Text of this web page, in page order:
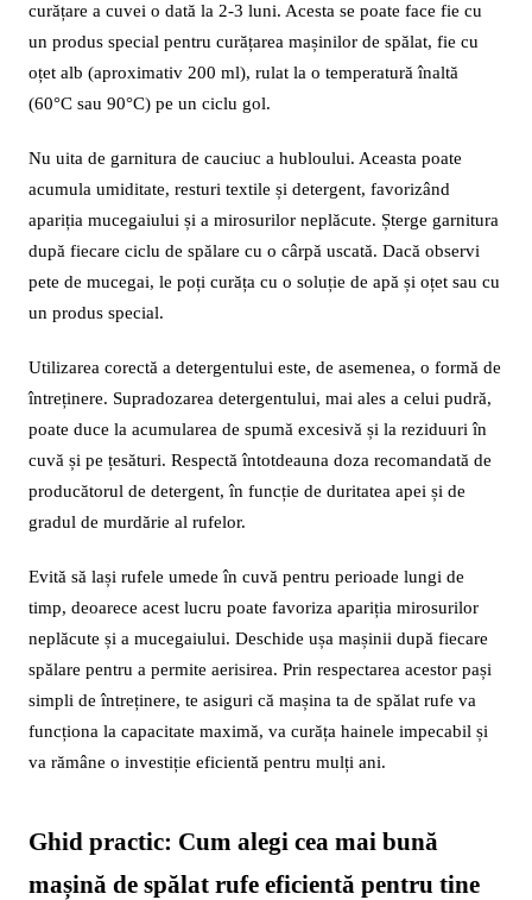
curățare a cuvei o dată la 2-3 luni. Acesta se poate face fie cu
un produs special pentru curățarea mașinilor de spălat, fie cu
oțet alb (aproximativ 200 ml), rulat la o temperatură înaltă
(60°C sau 90°C) pe un ciclu gol.
Nu uita de garnitura de cauciuc a hubloului. Aceasta poate
acumula umiditate, resturi textile și detergent, favorizând
apariția mucegaiului și a mirosurilor neplăcute. Șterge garnitura
după fiecare ciclu de spălare cu o cârpă uscată. Dacă observi
pete de mucegai, le poți curăța cu o soluție de apă și oțet sau cu
un produs special.
Utilizarea corectă a detergentului este, de asemenea, o formă de
întreținere. Supradozarea detergentului, mai ales a celui pudră,
poate duce la acumularea de spumă excesivă și la reziduuri în
cuvă și pe țesături. Respectă întotdeauna doza recomandată de
producătorul de detergent, în funcție de duritatea apei și de
gradul de murdărie al rufelor.
Evită să lași rufele umede în cuvă pentru perioade lungi de
timp, deoarece acest lucru poate favoriza apariția mirosurilor
neplăcute și a mucegaiului. Deschide ușa mașinii după fiecare
spălare pentru a permite aerisirea. Prin respectarea acestor pași
simpli de întreținere, te asiguri că mașina ta de spălat rufe va
funcționa la capacitate maximă, va curăța hainele impecabil și
va rămâne o investiție eficientă pentru mulți ani.
Ghid practic: Cum alegi cea mai bună
mașină de spălat rufe eficientă pentru tine